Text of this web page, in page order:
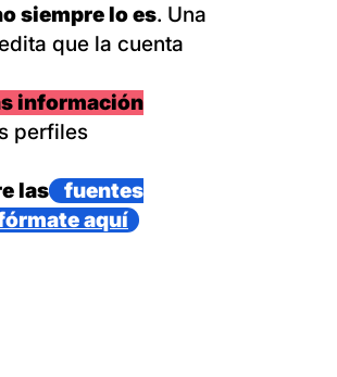
siempre lo es. Una
que la cuenta
información
perfiles
las
fuentes
aquí